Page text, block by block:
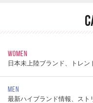
WOMEN
日本未上陸ブランド、トレ
MEN
最新ハイブランド情報、スト